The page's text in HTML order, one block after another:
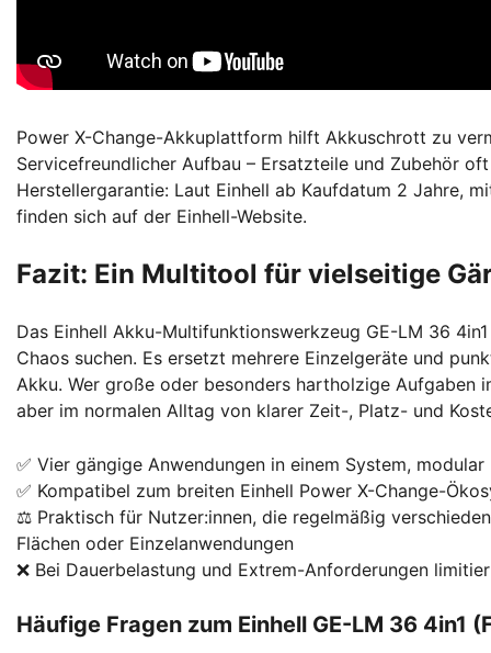
Power X-Change-Akkuplattform hilft Akkuschrott zu
Servicefreundlicher Aufbau – Ersatzteile und Zubehör
Herstellergarantie: Laut Einhell ab Kaufdatum 2 Jahre,
finden sich auf der Einhell-Website.
Fazit: Ein Multitool für vielseitige
Das Einhell Akku-Multifunktionswerkzeug GE-LM 36
Chaos suchen. Es ersetzt mehrere Einzelgeräte und
Akku. Wer große oder besonders hartholzige
aber im normalen Alltag von klarer Zeit-, Platz- und
✅ Vier gängige Anwendungen in einem System,
✅ Kompatibel zum breiten Einhell Power X-Change-
⚖️ Praktisch für Nutzer:innen, die regelmäßig
Flächen oder Einzelanwendungen
❌ Bei Dauerbelastung und Extrem-Anforderungen
Häufige Fragen zum Einhell GE-LM 36 4in1